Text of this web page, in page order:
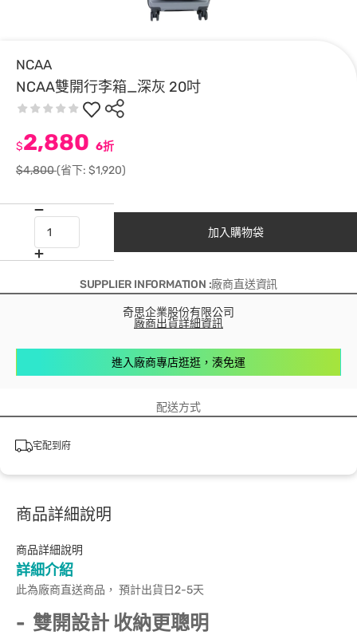
NCAA
NCAA雙開行李箱_深灰 20吋
$2,880 6折
$4,800(省下: $1,920)
加入購物袋
SUPPLIER INFORMATION :廠商直送資訊
奇思企業股份有限公司
廠商出貨詳細資訊
進入廠商專店逛逛，湊免運
配送方式
宅配到府
商品詳細說明
商品詳細說明
詳細介紹
此為廠商直送商品， 預計出貨日2-5天
- 雙開設計 收納更聰明